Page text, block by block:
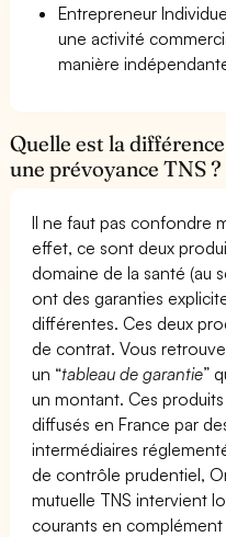
Entrepreneur
une activité
manière
Quelle est la
une prévoyance TNS ?
Il ne faut pas confondre
effet, ce sont deux
domaine de la santé (au
ont des garanties
différentes. Ces deux
de contrat. Vous
un “tableau de garantie”
un montant. Ces
diffusés en France par
intermédiaires
de contrôle prudentiel,
mutuelle TNS intervient
courants en complément